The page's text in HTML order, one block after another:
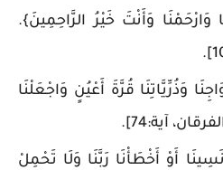
وَارْحَمْنَا وَأَنْتَ خَيْرُ الرَّاحِمِينَ}.
وَذُرِّيَّاتِنَا قُرَّةَ أَعْيُنٍ وَاجْعَلْنَا
آية:74].
أَوْ أَخْطَأْنَا رَبَّنَا وَلَا تَحْمِلْ